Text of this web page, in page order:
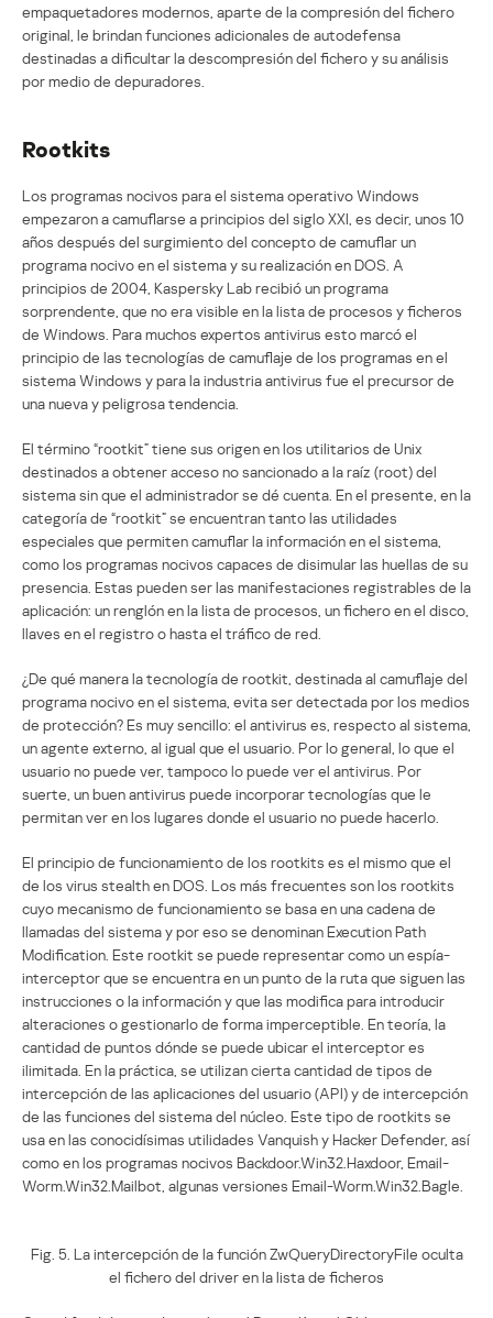
empaquetadores modernos, aparte de la compresión del fichero
original, le brindan funciones adicionales de autodefensa
destinadas a dificultar la descompresión del fichero y su análisis
por medio de depuradores.
Rootkits
Los programas nocivos para el sistema operativo Windows
empezaron a camuflarse a principios del siglo XXI, es decir, unos 10
años después del surgimiento del concepto de camuflar un
programa nocivo en el sistema y su realización en DOS. A
principios de 2004, Kaspersky Lab recibió un programa
sorprendente, que no era visible en la lista de procesos y ficheros
de Windows. Para muchos expertos antivirus esto marcó el
principio de las tecnologías de camuflaje de los programas en el
sistema Windows y para la industria antivirus fue el precursor de
una nueva y peligrosa tendencia.
El término “rootkit” tiene sus origen en los utilitarios de Unix
destinados a obtener acceso no sancionado a la raíz (root) del
sistema sin que el administrador se dé cuenta. En el presente, en la
categoría de “rootkit” se encuentran tanto las utilidades
especiales que permiten camuflar la información en el sistema,
como los programas nocivos capaces de disimular las huellas de su
presencia. Estas pueden ser las manifestaciones registrables de la
aplicación: un renglón en la lista de procesos, un fichero en el disco,
llaves en el registro o hasta el tráfico de red.
¿De qué manera la tecnología de rootkit, destinada al camuflaje del
programa nocivo en el sistema, evita ser detectada por los medios
de protección? Es muy sencillo: el antivirus es, respecto al sistema,
un agente externo, al igual que el usuario. Por lo general, lo que el
usuario no puede ver, tampoco lo puede ver el antivirus. Por
suerte, un buen antivirus puede incorporar tecnologías que le
permitan ver en los lugares donde el usuario no puede hacerlo.
El principio de funcionamiento de los rootkits es el mismo que el
de los virus stealth en DOS. Los más frecuentes son los rootkits
cuyo mecanismo de funcionamiento se basa en una cadena de
llamadas del sistema y por eso se denominan Execution Path
Modification. Este rootkit se puede representar como un espía-
interceptor que se encuentra en un punto de la ruta que siguen las
instrucciones o la información y que las modifica para introducir
alteraciones o gestionarlo de forma imperceptible. En teoría, la
cantidad de puntos dónde se puede ubicar el interceptor es
ilimitada. En la práctica, se utilizan cierta cantidad de tipos de
intercepción de las aplicaciones del usuario (API) y de intercepción
de las funciones del sistema del núcleo. Este tipo de rootkits se
usa en las conocidísimas utilidades Vanquish y Hacker Defender, así
como en los programas nocivos Backdoor.Win32.Haxdoor, Email-
Worm.Win32.Mailbot, algunas versiones Email-Worm.Win32.Bagle.
Fig. 5. La intercepción de la función ZwQueryDirectoryFile oculta
el fichero del driver en la lista de ficheros